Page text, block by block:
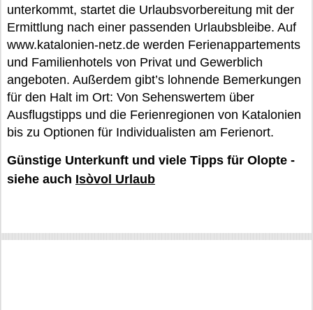
unterkommt, startet die Urlaubsvorbereitung mit der
Ermittlung nach einer passenden Urlaubsbleibe. Auf
www.katalonien-netz.de werden Ferienappartements
und Familienhotels von Privat und Gewerblich
angeboten. Außerdem gibt’s lohnende Bemerkungen
für den Halt im Ort: Von Sehenswertem über
Ausflugstipps und die Ferienregionen von Katalonien
bis zu Optionen für Individualisten am Ferienort.
Günstige Unterkunft und viele Tipps für Olopte -
siehe auch Isòvol Urlaub